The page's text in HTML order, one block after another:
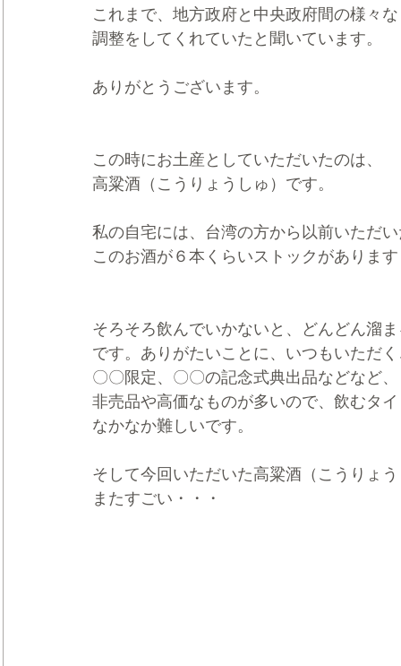
これまで、地方政府と中央政府間の様々な
調整をしてくれていたと聞いています。
ありがとうございます。
この時にお土産としていただいたのは、
高粱酒（こうりょうしゅ）です。
私の自宅には、台湾の方から以前いただ
このお酒が６本くらいストックがありま
そろそろ飲んでいかないと、どんどん溜
です。ありがたいことに、いつもいただ
〇〇限定、〇〇の記念式典出品などなど、
非売品や高価なものが多いので、飲むタ
なかなか難しいです。
そして今回いただいた高粱酒（こうりょ
またすごい・・・